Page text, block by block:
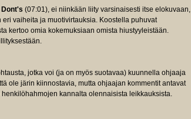
(07:01), ei niinkään liity varsinaisesti itse elokuvaan,
vaiheita ja muotivirtauksia. Koostella puhuvat
kertoo omia kokemuksiaan omista hiustyyleistään.
jotka voi (ja on myös suotavaa) kuunnella ohjaaja
ole järin kiinnostavia, mutta ohjaajan kommentit antavat
kannalta olennaisista leikkauksista.